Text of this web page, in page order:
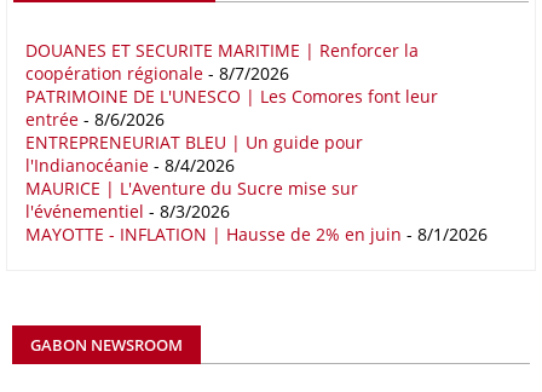
rapport note que les relations entre l'Afrique et l'Europe trouvent leur
fondement dans la proximité géographique et des dynamiques socio-
économiques complémentaires.
16/05/26 COMMERCE CHINE - AFRIQUE
Le déficit commercial de l’Afrique avec la Chine s’est creusé de 48,27
% au cours des quatre premiers mois de 2026 comparativement à la
même période de 2025 pour s’établir à 36,8 milliards de dollars, en
avril, à 81,82 milliards de dollars. Durant la même période, les
importations chinoises en provenance du continent ont atteint 45,02
DOUANES ET SECURITE MARITIME | Renforcer la
coopération régionale - 8/7/2026
PATRIMOINE DE L'UNESCO | Les Comores font leur
entrée - 8/6/2026
ENTREPRENEURIAT BLEU | Un guide pour
l'Indianocéanie - 8/4/2026
MAURICE | L'Aventure du Sucre mise sur
l'événementiel - 8/3/2026
MAYOTTE - INFLATION | Hausse de 2% en juin - 8/1/2026
GABON NEWSROOM